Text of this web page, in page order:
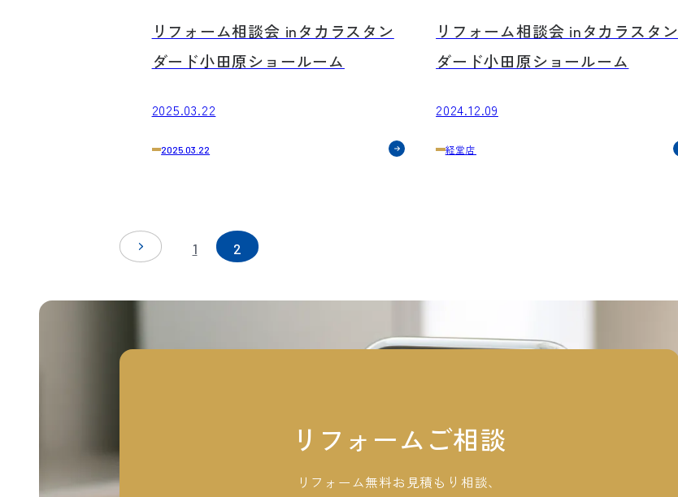
2025.03.22
リフォーム相談会 inタカラスタン
ダード小田原ショールーム
2025.03.22
経堂店
リフォーム相談会 inタカラスタン
ダード小田原ショールーム
2024.12.09
1 2
リフォームご相談
リフォーム無料お見積もり相談、